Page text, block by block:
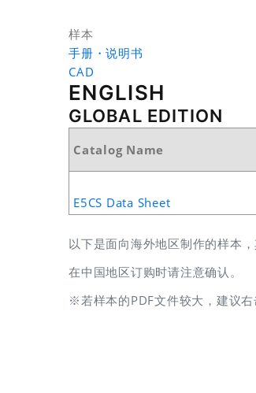
样本
手册・说明书
CAD
ENGLISH
GLOBAL EDITION
以下是面向海外地区制作的样本
在中国地区订购时请注意确认。
※若样本的PDF文件较大，建议右
Catalog Name
E5CS Data Sheet